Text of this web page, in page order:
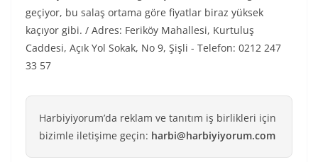
geçiyor, bu salaş ortama göre fiyatlar biraz yüksek
kaçıyor gibi. / Adres: Feriköy Mahallesi, Kurtuluş
Caddesi, Açık Yol Sokak, No 9, Şişli - Telefon: 0212 247
33 57
Harbiyiyorum’da reklam ve tanıtım iş birlikleri için
bizimle iletişime geçin: harbi@harbiyiyorum.com